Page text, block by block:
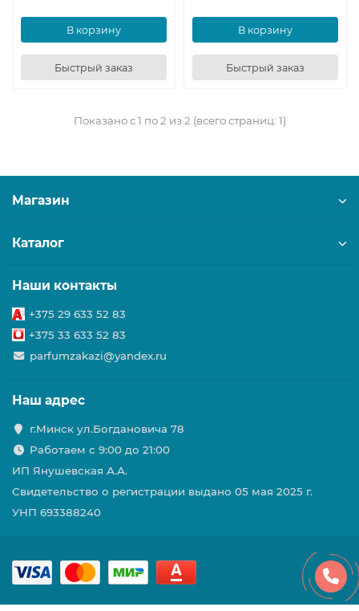
В корзину
Быстрый заказ
В корзину
Быстрый заказ
Показано с 1 по 2 из 2 (всего страниц: 1)
Магазин
Каталог
Наши контакты
+375 29 633 52 83
+375 33 633 52 83
parfumzakazi@yandex.ru
Наш адрес
г.Минск ул.Богдановича 78
Работаем с 9:00 до 21:00
ИП Янушевская А.А.
Свидетельство о регистрации выдано 05 мая 2025 г.
УНП 693388240